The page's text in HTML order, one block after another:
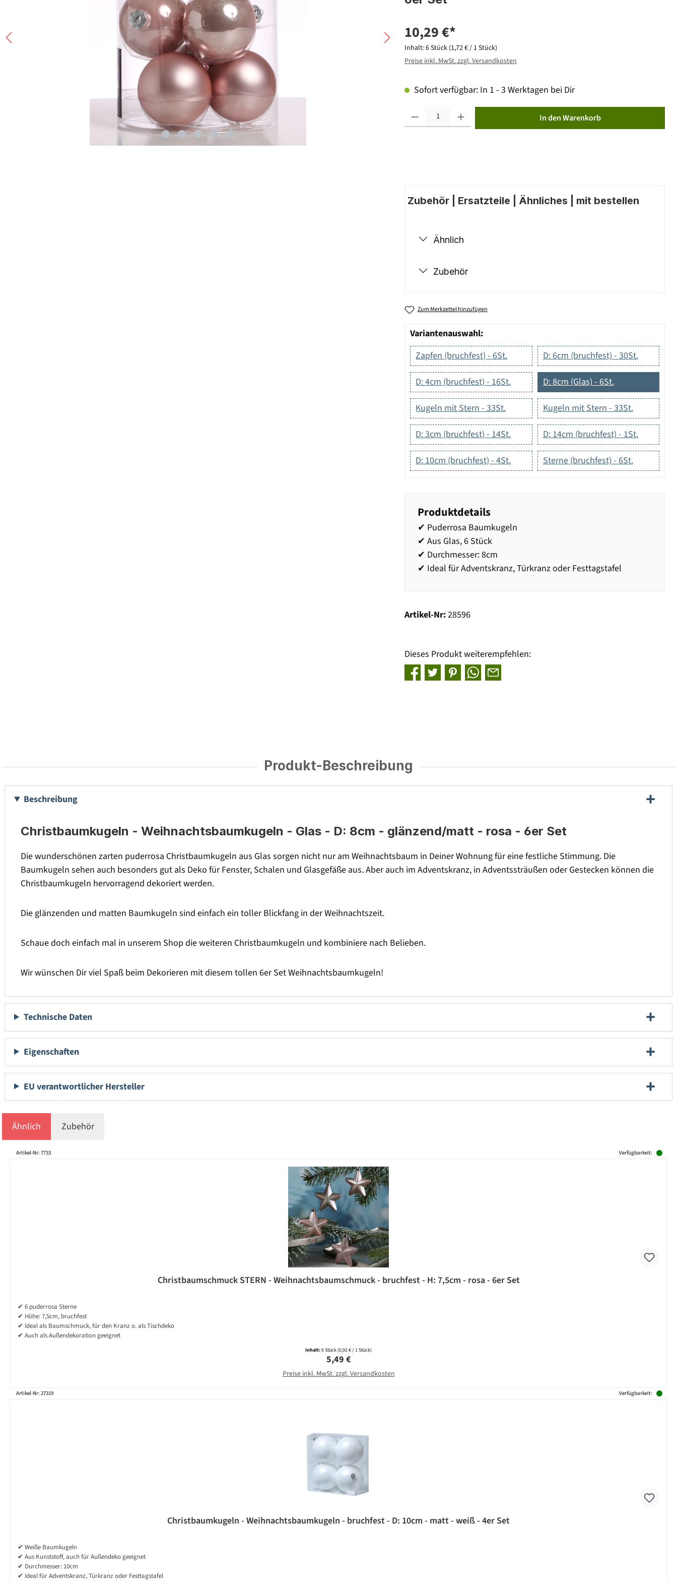
10,29 €*
Inhalt:6 Stück (1,72 € / 1 Stück)
Preise inkl. MwSt. zzgl. Versandkosten
Sofort verfügbar: In 1 - 3 Werktagen bei Dir
In den Warenkorb
Zubehör | Ersatzteile | Ähnliches | mit bestellen
Ähnlich
Zubehör
Zum Merkzettel hinzufügen
Variantenauswahl:
Zapfen (bruchfest) - 6St.
D: 6cm (bruchfest) - 30St.
D: 4cm (bruchfest) - 16St. D: 8cm (Glas) - 6St.
Kugeln mit Stern - 33St. Kugeln mit Stern - 33St.
D: 3cm (bruchfest) - 14St. D: 14cm (bruchfest) - 1St.
D: 10cm (bruchfest) - 4St. Sterne (bruchfest) - 6St.
Produktdetails
✔ Puderrosa Baumkugeln
✔ Aus Glas, 6 Stück
✔ Durchmesser: 8cm
✔ Ideal für Adventskranz, Türkranz oder Festtagstafel
Artikel-Nr:28596
Dieses Produkt weiterempfehlen:
Produkt-Beschreibung
Beschreibung
Christbaumkugeln - Weihnachtsbaumkugeln - Glas - D: 8cm - glänzend/matt - rosa - 6er Set
Die wunderschönen zarten puderrosa Christbaumkugeln aus Glas sorgen nicht nur am Weihnachtsbaum in Deiner Wohnung für eine festliche Stimmung. Die
Baumkugeln sehen auch besonders gut als Deko für Fenster, Schalen und Glasgefäße aus. Aber auch im Adventskranz, in Adventssträußen oder Gestecken können die
Christbaumkugeln hervorragend dekoriert werden.
Die glänzenden und matten Baumkugeln sind einfach ein toller Blickfang in der Weihnachtszeit.
Schaue doch einfach mal in unserem Shop die weiteren Christbaumkugeln und kombiniere nach Belieben.
Wir wünschen Dir viel Spaß beim Dekorieren mit diesem tollen 6er Set Weihnachtsbaumkugeln!
Technische Daten
Eigenschaften
EU verantwortlicher Hersteller
Ähnlich Zubehör
Produktgalerie überspringen
Artikel-Nr: 7733 Verfügbarkeit:
Christbaumschmuck STERN - Weihnachtsbaumschmuck - bruchfest - H: 7,5cm - rosa - 6er Set
✔ 6 puderrosa Sterne
✔ Höhe: 7,5cm, bruchfest
✔ Ideal als Baumschmuck, für den Kranz o. als Tischdeko
✔ Auch als Außendekoration geeignet
Inhalt:6 Stück(0,92 € / 1 Stück)
Regulärer Preis:
5,49 €
Preise inkl. MwSt. zzgl. Versandkosten
Artikel-Nr: 27319 Verfügbarkeit:
Christbaumkugeln - Weihnachtsbaumkugeln - bruchfest - D: 10cm - matt - weiß - 4er Set
✔ Weiße Baumkugeln
✔ Aus Kunststoff, auch für Außendeko geeignet
✔ Durchmesser: 10cm
✔ Ideal für Adventskranz, Türkranz oder Festtagstafel